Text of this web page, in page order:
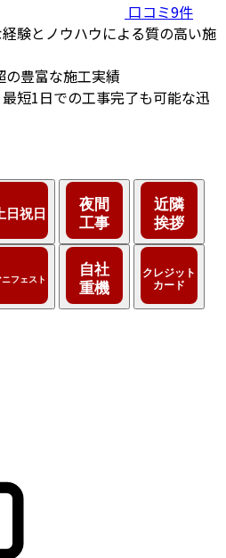
口コミ9件
験とノウハウによる質の高い施
豊富な施工実績
短1日での工事完了も可能な迅